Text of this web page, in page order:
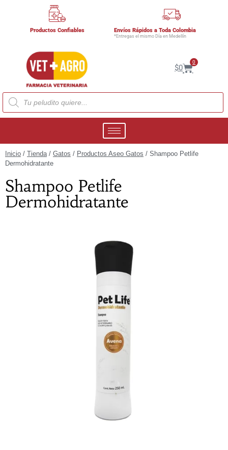
Productos Confiables Envíos Rápidos a Toda Colombia
*Entregas el mismo Día en Medellín
$0
0
Inicio / Tienda/ Gatos / Productos Aseo Gatos / Shampoo Petlife
Dermohidratante
Shampoo Petlife
Dermohidratante